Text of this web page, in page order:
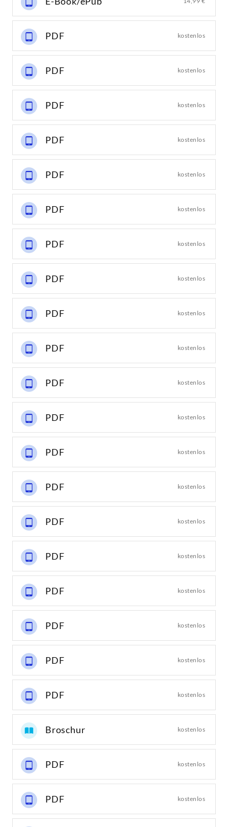
PDF kostenlos
PDF kostenlos
PDF kostenlos
PDF kostenlos
PDF kostenlos
PDF kostenlos
PDF kostenlos
PDF kostenlos
PDF kostenlos
PDF kostenlos
PDF kostenlos
PDF kostenlos
PDF kostenlos
PDF kostenlos
PDF kostenlos
PDF kostenlos
PDF kostenlos
PDF kostenlos
PDF kostenlos
PDF kostenlos
Broschur kostenlos
PDF kostenlos
PDF kostenlos